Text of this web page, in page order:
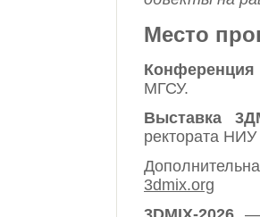
Место
Конференция
МГСУ.
Выставка
ректората
3dmix.org